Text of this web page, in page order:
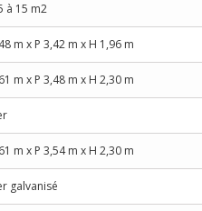
à 15 m2
m x P 3,42 m x H 1,96 m
m x P 3,48 m x H 2,30 m
m x P 3,54 m x H 2,30 m
galvanisé